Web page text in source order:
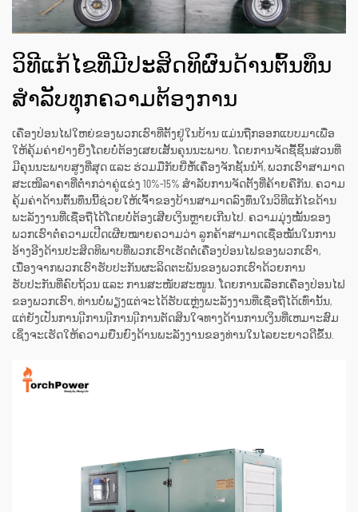
ວິທີແກ້ໄຂທີ່ມີປະສິດທິຜົນດ້ານຕົ້ນທຶນ
ສຳລັບທຸກຄວາມຕ້ອງການ
ເຄື່ອງປ່ອນໄຟໃຫຍ່ຂອງພວກເຮົາທີ່ຕັ້ງຢູ່ໃນບ້ານ ແມ່ນຖືກອອກແບບມາເພື່ອ
ໃຫ້ຄຸ້ມຄ່າຢ່າງຍິ່ງໂດຍບໍ່ຕ້ອງເສຍເສັ້ນຄຸນນະພາບ. ໂດຍການຈັດຊື້ຊິ້ນສ່ວນທີ່
ມີຄຸນນະພາບສູງທີ່ສຸດ ແລະ ຮ່ວມມືກັບຍີ່ຫໍ້ເຄື່ອງຈັກຊັ້ນນຳ້, ພວກເຮົາສາມາດ
ສະເໜີລາຄາທີ່ຕ່ຳກວ່າຄູ່ແຂ່ງ 10%-15% ສຳລັບການຈັດຕັ້ງທີ່ຄ້າຍຄືກັນ. ຄວາມ
ຄຸ້ມຄ່າດ້ານຕົ້ນທຶນນີ້ຊ່ວຍໃຫ້ເຈົ້າຂອງບ້ານສາມາດລົງທຶນໃນວິທີແກ້ໄຂດ້ານ
ພະລັງງານທີ່ເຊື່ອຖືໄດ້ໂດຍບໍ່ຕ້ອງເສີຍເງິນຫຼາຍເກີນໄປ. ຄວາມມຸ່ງໝັ້ນຂອງ
ພວກເຮົາຕໍ່ຄວາມເປີດເຜີຍໝາຍຄວາມວ່າ ລູກຄ້າສາມາດເຊື່ອໝັ້ນໃນການ
ອ້າງອີງດ້ານປະສິດທິພາບທີ່ພວກເຮົາເຮັດຕໍ່ເຄື່ອງປ່ອນໄຟຂອງພວກເຮົາ,
ເນື່ອງຈາກພວກເຮົາຮັບປະກັນຜະລິດຕະພັນຂອງພວກເຮົາດ້ວຍການ
ຮັບປະກັນທີ່ຄົບຖ້ວນ ແລະ ການສະໜັບສະໜູນ. ໂດຍການເລືອກເຄື່ອງປ່ອນໄຟ
ຂອງພວກເຮົາ, ທ່ານບໍ່ພຽງແຕ່ຈະໄດ້ຮັບແຫຼ່ງພະລັງງານທີ່ເຊື່ອຖືໄດ້ເທົ່ານັ້ນ,
ແຕ່ຍັງເປັນການμີການμີການμີການຕັດສິນໃຈທາງດ້ານການເງິນທີ່ເຫມາະສົມ
ເຊິ່ງຈະເຮັດໃຫ້ຄວາມຍືນຍົງດ້ານພະລັງງານຂອງທ່ານໃນໄລຍະຍາວດີຂຶ້ນ.